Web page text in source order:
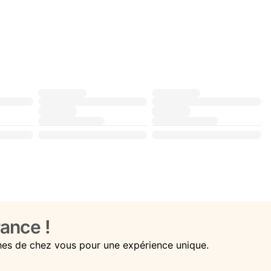
!
de chez vous pour une expérience unique.